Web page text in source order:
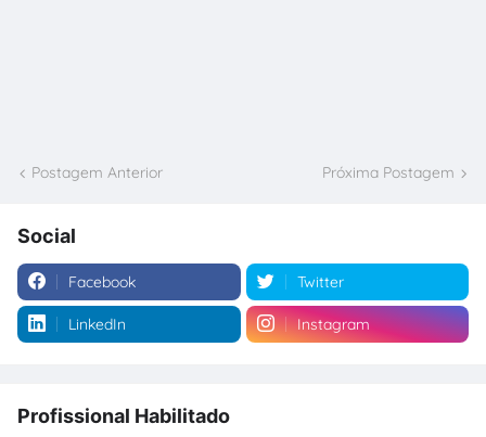
Postagem Anterior Próxima Postagem
Social
Facebook Twitter
LinkedIn Instagram
Profissional Habilitado